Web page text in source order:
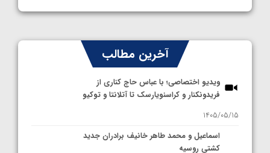
آخرین مطالب
ویدیو اختصاصی؛ با عباس حاج کناری از
فریدونکنار و کراسنویارسک تا آتلانتا و توکیو
1405/05/15
اسماعیل و محمد طاهر خانیف برادران جدید
کشتی روسیه